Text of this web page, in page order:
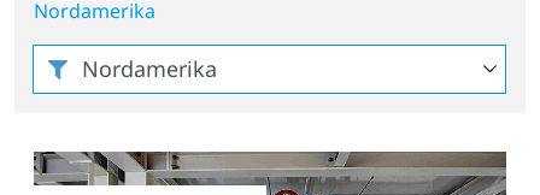
Nordamerika